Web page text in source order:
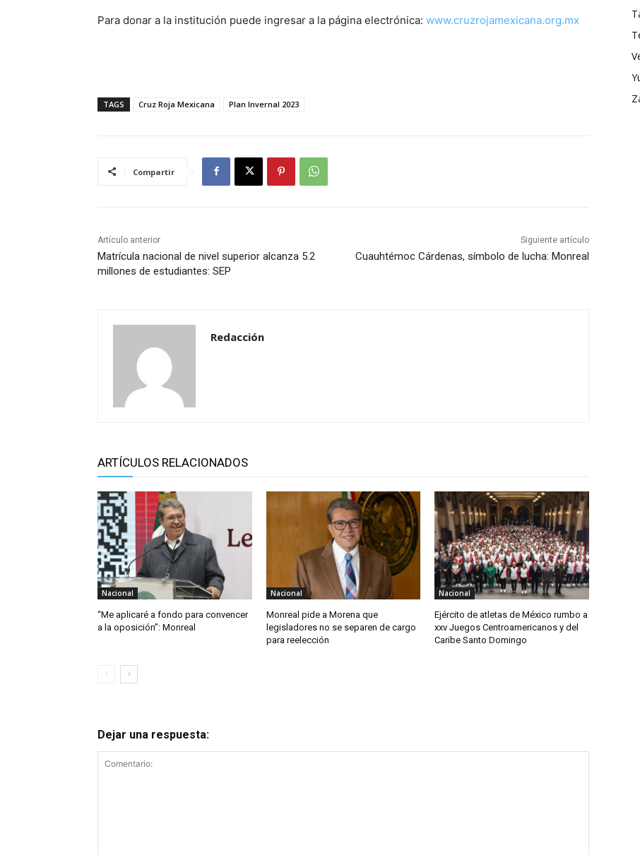
Para donar a la institución puede ingresar a la página electrónica: www.cruzrojamexicana.org.mx
TAGS Cruz Roja Mexicana Plan Invernal 2023
Compartir
Artículo anterior
Matrícula nacional de nivel superior alcanza 5.2
millones de estudiantes: SEP
Siguiente artículo
Cuauhtémoc Cárdenas, símbolo de lucha: Monreal
Redacción
ARTÍCULOS RELACIONADOS
Nacional
“Me aplicaré a fondo para convencer
a la oposición”: Monreal
Nacional
Monreal pide a Morena que
legisladores no se separen de cargo
para reelección
Nacional
Ejército de atletas de México rumbo a
xxv Juegos Centroamericanos y del
Caribe Santo Domingo
Dejar una respuesta: